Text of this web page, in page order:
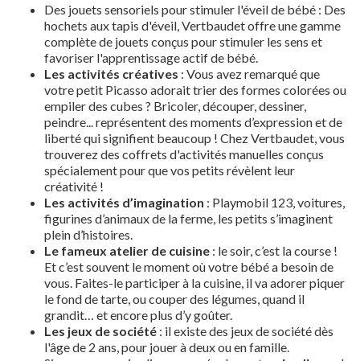
Des jouets sensoriels pour stimuler l'éveil de bébé : Des
hochets aux tapis d'éveil, Vertbaudet offre une gamme
complète de jouets conçus pour stimuler les sens et
favoriser l'apprentissage actif de bébé.
Les activités créatives : Vous avez remarqué que
votre petit Picasso adorait trier des formes colorées ou
empiler des cubes ? Bricoler, découper, dessiner,
peindre... représentent des moments d’expression et de
liberté qui signifient beaucoup ! Chez Vertbaudet, vous
trouverez des coffrets d'activités manuelles conçus
spécialement pour que vos petits révèlent leur
créativité !
Les activités d’imagination : Playmobil 123, voitures,
figurines d’animaux de la ferme, les petits s’imaginent
plein d’histoires.
Le fameux atelier de cuisine : le soir, c’est la course !
Et c’est souvent le moment où votre bébé a besoin de
vous. Faites-le participer à la cuisine, il va adorer piquer
le fond de tarte, ou couper des légumes, quand il
grandit… et encore plus d’y goûter.
Les jeux de société : il existe des jeux de société dès
l'âge de 2 ans, pour jouer à deux ou en famille.